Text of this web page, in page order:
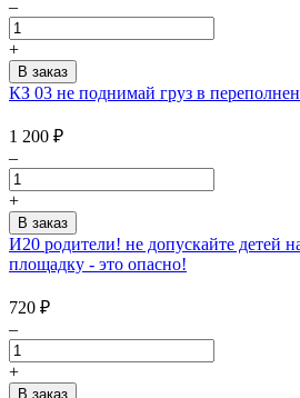
–
+
КЗ 03 не поднимай груз в
1 200 ₽
–
+
И20 родители! не допускайте детей
площадку - это опасно!
720 ₽
–
+